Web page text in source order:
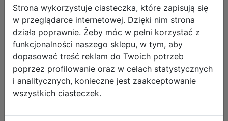
40,45 zł
DO KOSZYKA
Galeria zdjęć
Strona wykorzystuje ciasteczka, które zapisują się
w przeglądarce internetowej. Dzięki nim strona
działa poprawnie. Żeby móc w pełni korzystać z
funkcjonalności naszego sklepu, w tym, aby
dopasować treść reklam do Twoich potrzeb
poprzez profilowanie oraz w celach statystycznych
i analitycznych, konieczne jest zaakceptowanie
wszystkich ciasteczek.